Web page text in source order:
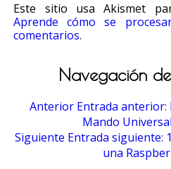
Este sitio usa Akismet
Aprende cómo se
comentarios.
Navegación
Anterior Entrada anterior:
Mando
Siguiente Entrada siguiente:
una